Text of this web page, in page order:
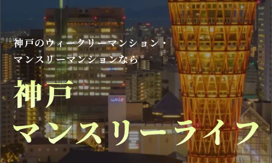
神戸のウィークリーマンション・
マンスリーマンションなら